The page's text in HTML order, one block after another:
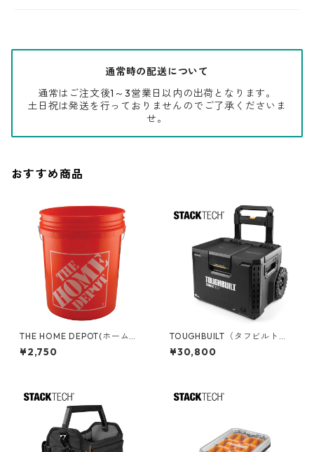
通常時の配送について
通常はご注文後1～3営業日以内の出荷となります。
土日祝は発送を行っておりませんのでご了承くださいま
せ。
おすすめ商品
THE HOME DEPOT(ホームデ
ポ) 5ガロンバケツ 05GLHD2
¥2,750
TOUGHBUILT（タフビルト）S
TACK TECH(スタックテック)
ウィールツールボックス70 TB
¥30,800